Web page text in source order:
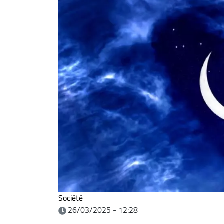
Société
26/03/2025 - 12:28